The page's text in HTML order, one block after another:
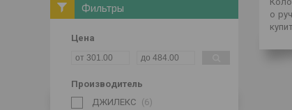
о
Фильтры
Цена
Производитель
ДЖИЛЕКС
6